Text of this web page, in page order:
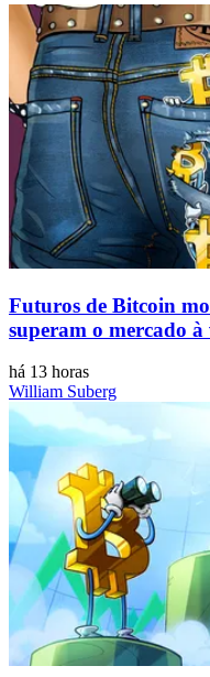
Futuros de Bitcoin
superam o mercado à
há 13 horas
William Suberg